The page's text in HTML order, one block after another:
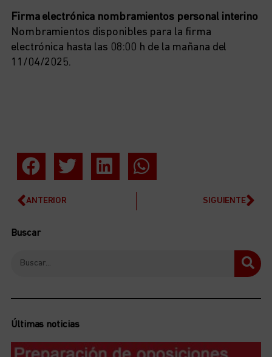
Firma electrónica nombramientos personal interino
Nombramientos disponibles para la firma
electrónica hasta las 08:00 h de la mañana del
11/04/2025.
ANTERIOR SIGUIENTE
Buscar
Últimas noticias